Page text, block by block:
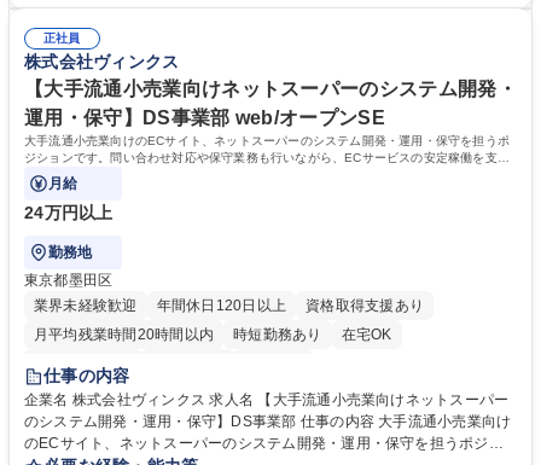
所との折衝/調整/合意形成 ■案件規模に応じた複数名体制でのプロジェク
ト推進 ■顧客先への訪問含むコミュニケーション 募集職種 大阪【プロジ
ェクトマネージャー（PM）】業界TOPシェア/ストアシステム2部
験 ■クラウドアプリケーション開発の担当経験 ■PMP、またはIPAプロジ
ェクトマネージャー資格 ■要件定義フェーズの業務経験 ■10人以上のチー
ムマネジメント経験 学歴・資格 学歴：大学院 大学 高専 短大 専修学校 高
校 語学力： 資格：
正社員
株式会社ヴィンクス
【大手流通小売業向けネットスーパーのシステム開発・
運用・保守】DS事業部 web/オープンSE
大手流通小売業向けのECサイト、ネットスーパーのシステム開発・運用・保守を担うポ
ジションです。問い合わせ対応や保守業務も行いながら、ECサービスの安定稼働を支え
ます。
月給
24万円以上
勤務地
東京都墨田区
業界未経験歓迎
年間休日120日以上
資格取得支援あり
月平均残業時間20時間以内
時短勤務あり
在宅OK
完全週休2日制
仕事の内容
企業名 株式会社ヴィンクス 求人名 【大手流通小売業向けネットスーパー
のシステム開発・運用・保守】DS事業部 仕事の内容 大手流通小売業向け
のECサイト、ネットスーパーのシステム開発・運用・保守を担うポジシ